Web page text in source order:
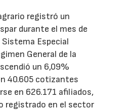
registró un
durante el mes de
Especial
General de la
un 6,09%
40.605 cotizantes
en 626.171 afiliados,
registrado en el sector